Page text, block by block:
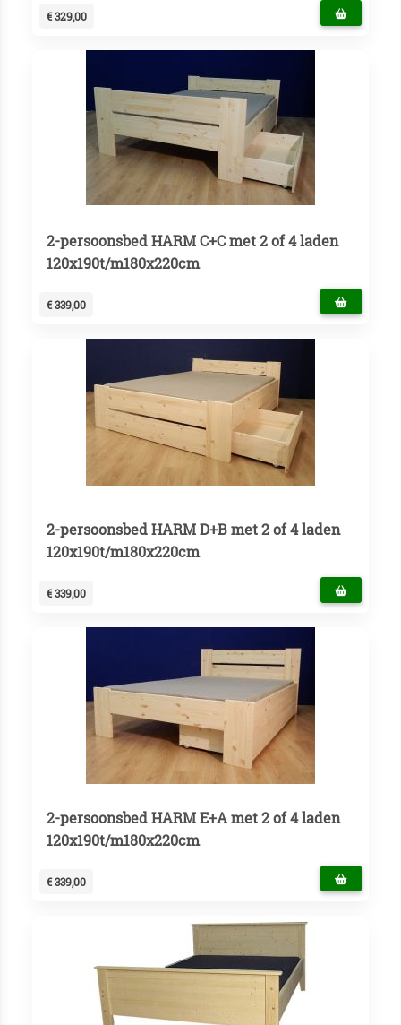
€ 329,00
2-persoonsbed HARM C+C met 2 of 4 laden
120x190t/m180x220cm
€ 339,00
2-persoonsbed HARM D+B met 2 of 4 laden
120x190t/m180x220cm
€ 339,00
2-persoonsbed HARM E+A met 2 of 4 laden
120x190t/m180x220cm
€ 339,00